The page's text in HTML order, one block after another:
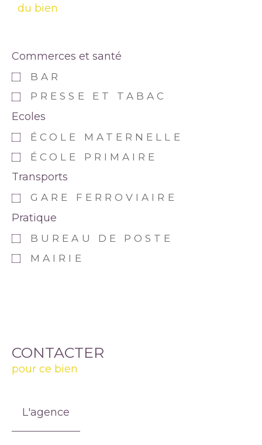
du bien
Commerces et santé
BAR
PRESSE ET TABAC
Ecoles
ÉCOLE MATERNELLE
ÉCOLE PRIMAIRE
Transports
GARE FERROVIAIRE
Pratique
BUREAU DE POSTE
MAIRIE
CONTACTER
pour ce bien
L'agence